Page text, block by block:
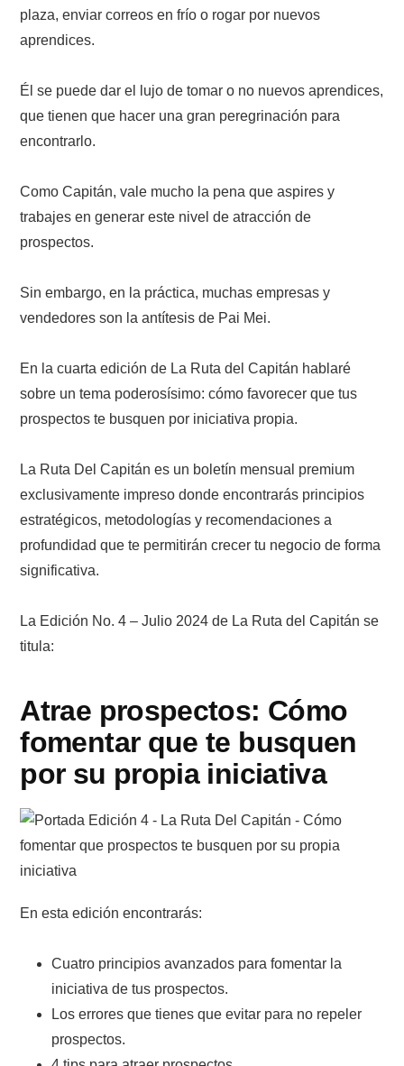
plaza, enviar correos en frío o rogar por nuevos
aprendices.
Él se puede dar el lujo de tomar o no nuevos aprendices,
que tienen que hacer una gran peregrinación para
encontrarlo.
Como Capitán, vale mucho la pena que aspires y
trabajes en generar este nivel de atracción de
prospectos.
Sin embargo, en la práctica, muchas empresas y
vendedores son la antítesis de Pai Mei.
En la cuarta edición de La Ruta del Capitán hablaré
sobre un tema poderosísimo: cómo favorecer que tus
prospectos te busquen por iniciativa propia.
La Ruta Del Capitán es un boletín mensual premium
exclusivamente impreso donde encontrarás principios
estratégicos, metodologías y recomendaciones a
profundidad que te permitirán crecer tu negocio de forma
significativa.
La Edición No. 4 – Julio 2024 de La Ruta del Capitán se
titula:
Atrae prospectos: Cómo
fomentar que te busquen
por su propia iniciativa
En esta edición encontrarás:
Cuatro principios avanzados para fomentar la
iniciativa de tus prospectos.
Los errores que tienes que evitar para no repeler
prospectos.